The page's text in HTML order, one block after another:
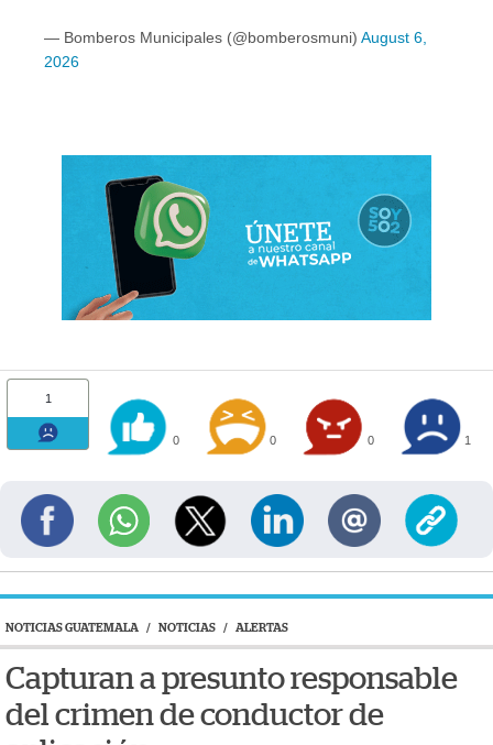
— Bomberos Municipales (@bomberosmuni) August 6,
2026
1
0 0 0 1
NOTICIAS GUATEMALA / NOTICIAS / ALERTAS
Capturan a presunto responsable
del crimen de conductor de